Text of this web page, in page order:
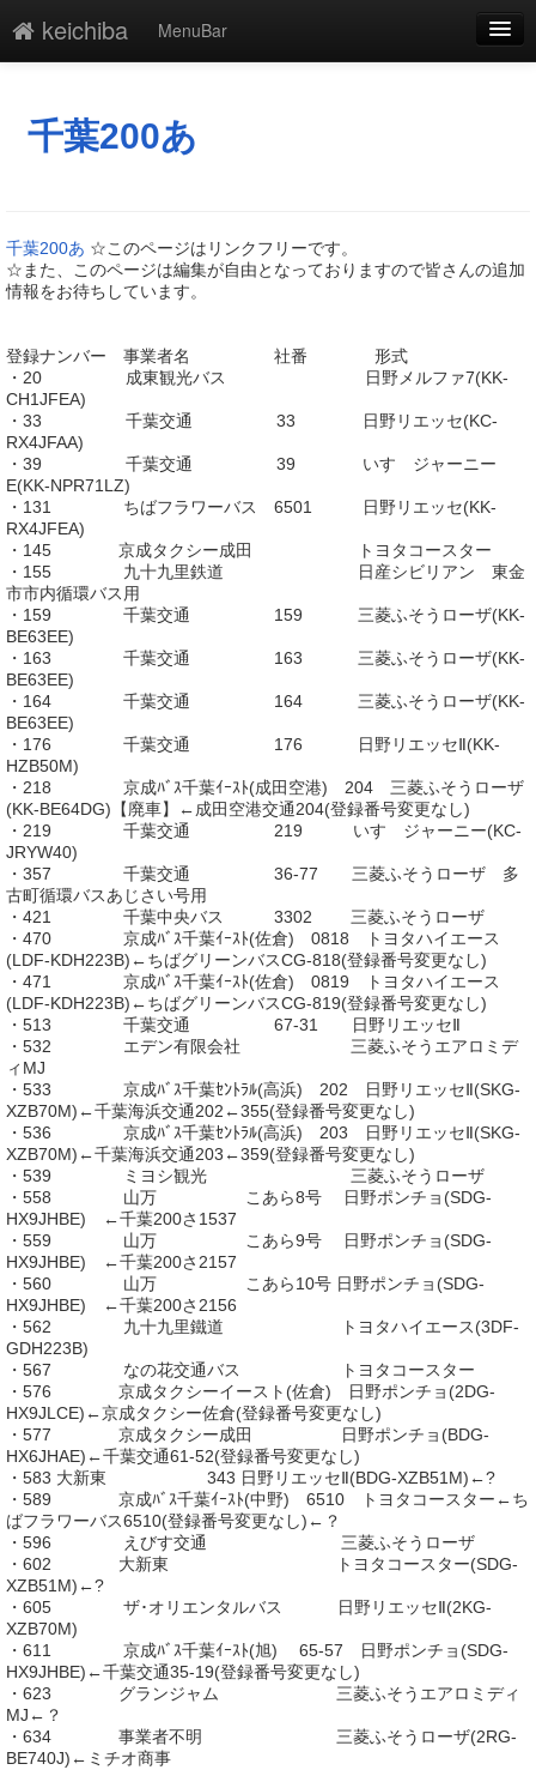
keichiba
MenuBar
添付
最終更新
単語検索
千葉200あ
千葉200あ ☆このページはリンクフリーです。
☆また、このページは編集が自由となっておりますので皆さんの追加
情報をお待ちしています。
登録ナンバー 事業者名 社番 形式
・20 成東観光バス 日野メルファ7(KK-
CH1JFEA)
・33 千葉交通 33 日野リエッセ(KC-
RX4JFAA)
・39 千葉交通 39 いすゞジャーニー
E(KK-NPR71LZ)
・131 ちばフラワーバス 6501 日野リエッセ(KK-
RX4JFEA)
・145 京成タクシー成田 トヨタコースター
・155 九十九里鉄道 日産シビリアン 東金
市市内循環バス用
・159 千葉交通 159 三菱ふそうローザ(KK-
BE63EE)
・163 千葉交通 163 三菱ふそうローザ(KK-
BE63EE)
・164 千葉交通 164 三菱ふそうローザ(KK-
BE63EE)
・176 千葉交通 176 日野リエッセⅡ(KK-
HZB50M)
・218 京成ﾊﾞｽ千葉ｲｰｽﾄ(成田空港) 204 三菱ふそうローザ
(KK-BE64DG)【廃車】←成田空港交通204(登録番号変更なし)
・219 千葉交通 219 いすゞジャーニー(KC-
JRYW40)
・357 千葉交通 36-77 三菱ふそうローザ 多
古町循環バスあじさい号用
・421 千葉中央バス 3302 三菱ふそうローザ
・470 京成ﾊﾞｽ千葉ｲｰｽﾄ(佐倉) 0818 トヨタハイエース
(LDF-KDH223B)←ちばグリーンバスCG-818(登録番号変更なし)
・471 京成ﾊﾞｽ千葉ｲｰｽﾄ(佐倉) 0819 トヨタハイエース
(LDF-KDH223B)←ちばグリーンバスCG-819(登録番号変更なし)
・513 千葉交通 67-31 日野リエッセⅡ
・532 エデン有限会社 三菱ふそうエアロミデ
ィMJ
・533 京成ﾊﾞｽ千葉ｾﾝﾄﾗﾙ(高浜) 202 日野リエッセⅡ(SKG-
XZB70M)←千葉海浜交通202←355(登録番号変更なし)
・536 京成ﾊﾞｽ千葉ｾﾝﾄﾗﾙ(高浜) 203 日野リエッセⅡ(SKG-
XZB70M)←千葉海浜交通203←359(登録番号変更なし)
・539 ミヨシ観光 三菱ふそうローザ
・558 山万 こあら8号 日野ポンチョ(SDG-
HX9JHBE) ←千葉200さ1537
・559 山万 こあら9号 日野ポンチョ(SDG-
HX9JHBE) ←千葉200さ2157
・560 山万 こあら10号 日野ポンチョ(SDG-
HX9JHBE) ←千葉200さ2156
・562 九十九里鐵道 トヨタハイエース(3DF-
GDH223B)
・567 なの花交通バス トヨタコースター
・576 京成タクシーイースト(佐倉) 日野ポンチョ(2DG-
HX9JLCE)←京成タクシー佐倉(登録番号変更なし)
・577 京成タクシー成田 日野ポンチョ(BDG-
HX6JHAE)←千葉交通61-52(登録番号変更なし)
・583 大新東 343 日野リエッセⅡ(BDG-XZB51M)←?
・589 京成ﾊﾞｽ千葉ｲｰｽﾄ(中野) 6510 トヨタコースター←ち
ばフラワーバス6510(登録番号変更なし)←？
・596 えびす交通 三菱ふそうローザ
・602 大新東 トヨタコースター(SDG-
XZB51M)←?
・605 ザ･オリエンタルバス 日野リエッセⅡ(2KG-
XZB70M)
・611 京成ﾊﾞｽ千葉ｲｰｽﾄ(旭) 65-57 日野ポンチョ(SDG-
HX9JHBE)←千葉交通35-19(登録番号変更なし)
・623 グランジャム 三菱ふそうエアロミディ
MJ←？
・634 事業者不明 三菱ふそうローザ(2RG-
BE740J)←ミチオ商事